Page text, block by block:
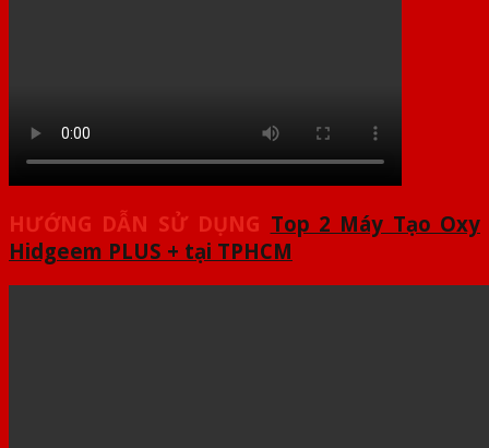
HƯỚNG DẪN SỬ DỤNG Top 2 Máy Tạo Oxy
Hidgeem PLUS + tại TPHCM